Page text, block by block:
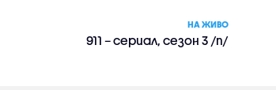
НА ЖИВО
911 – сериал, сезон 3 /п/